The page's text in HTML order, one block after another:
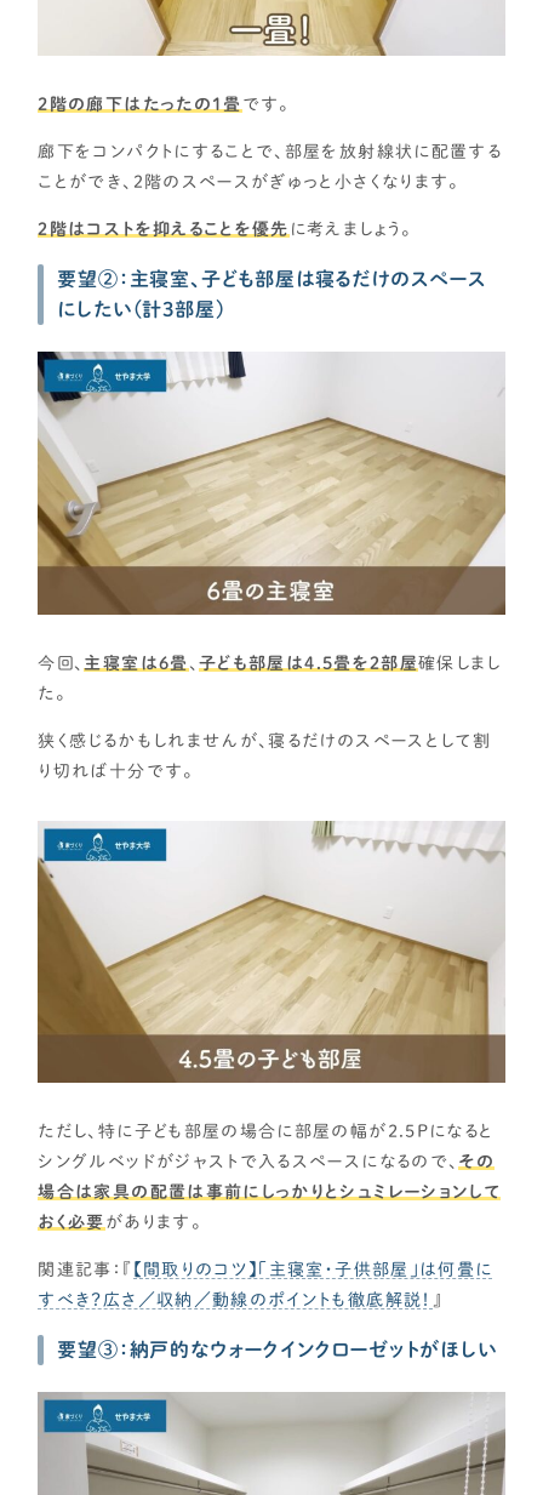
2階の廊下はたったの1畳 です。
廊下をコンパクトにすることで、部屋を放射線状に配置する
ことができ、２階のスペースがぎゅっと小さくなります。
２階はコストを抑えることを優先 に考えましょう。
要望②：主寝室、子ども部屋は寝るだけのスペース
にしたい(計3部屋)
今回、 主寝室は6畳 、 子ども部屋は4.5畳を２部屋確保しまし
た。
狭く感じるかもしれませんが、寝るだけのスペースとして割
り切れば十分です。
ただし、特に子ども部屋の場合に部屋の幅が2.5Pになると
シングルベッドがジャストで入るスペースになるので、 その
場合は家具の配置は事前にしっかりとシュミレーションして
おく必要 があります。
関連記事：『 【間取りのコツ】「主寝室・子供部屋」は何畳に
すべき？広さ／収納／動線のポイントも徹底解説！ 』
要望③：納戸的なウォークインクローゼットがほしい